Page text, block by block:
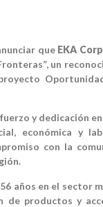
queEKA
un
y dedicación
económica y
con la
años en el sector
de productos y